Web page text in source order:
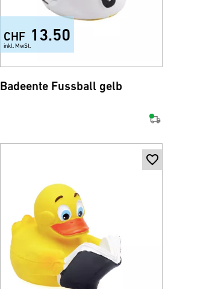
CHF 13.50
inkl. MwSt.
Badeente Fussball gelb